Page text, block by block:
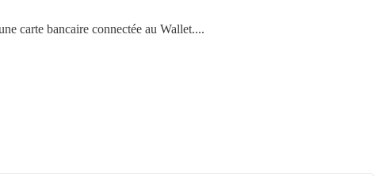
carte bancaire connectée au Wallet....